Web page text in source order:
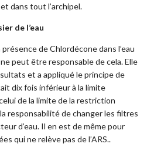
dans tout l’archipel.
de l’eau
de Chlordécone dans l’eau
ne peut être responsable de cela. Elle
et a appliqué le principe de
dix fois inférieur à la limite
de la limite de la restriction
responsabilité de changer les filtres
d’eau. Il en est de même pour
qui ne relève pas de l’ARS..